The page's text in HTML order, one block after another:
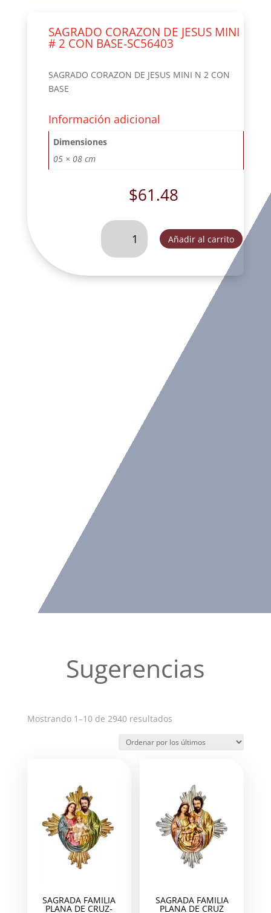
SAGRADO CORAZON DE JESUS MINI
# 2 CON BASE-SC56403
SAGRADO CORAZON DE JESUS MINI N 2 CON
BASE
Información adicional
Dimensiones
05 × 08 cm
$61.48
SAGRADO
CORAZON
DE
MINI
Añadir al carrito
Sugerencias
Mostrando 1–10 de 2940 resultadosOrdenado
los
SAGRADA FAMILIA
PLANA DE CRUZ-
SAGRADA FAMILIA
PLANA DE CRUZ